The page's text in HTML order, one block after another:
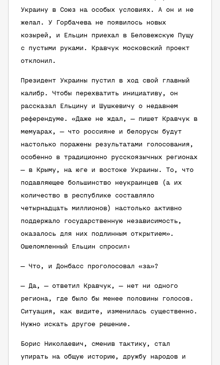
Украину в Союз на особых условиях. А он и не
желал. У Горбачева не появилось новых
козырей, и Ельцин приехал в Беловежскую Пущу
с пустыми руками. Кравчук московский проект
отклонил.
Президент Украины пустил в ход свой главный
калибр. Чтобы перехватить инициативу, он
рассказал Ельцину и Шушкевичу о недавнем
референдуме. «Даже не ждал, — пишет Кравчук в
мемуарах, — что россияне и белорусы будут
настолько поражены результатами голосования,
особенно в традиционно русскоязычных регионах
— в Крыму, на юге и востоке Украины. То, что
подавляющее большинство неукраинцев (а их
количество в республике составляло
четырнадцать миллионов) настолько активно
поддержало государственную независимость,
оказалось для них подлинным открытием».
Ошеломленный Ельцин спросил:
— Что, и Донбасс проголосовал «за»?
— Да, — ответил Кравчук, — нет ни одного
региона, где было бы менее половины голосов.
Ситуация, как видите, изменилась существенно.
Нужно искать другое решение.
Борис Николаевич, сменив тактику, стал
упирать на общую историю, дружбу народов и